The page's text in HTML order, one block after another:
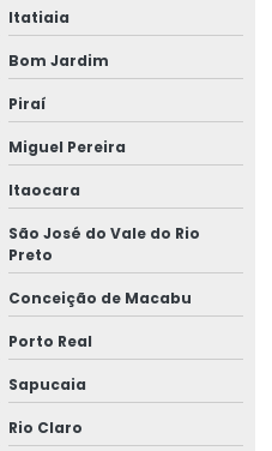
E Brilho
Personalizada
Usos
Produtos
Itatiaia
Bom Jardim
Piraí
Miguel Pereira
Itaocara
São José do Vale do Rio
Preto
Conceição de Macabu
Porto Real
Sapucaia
Rio Claro